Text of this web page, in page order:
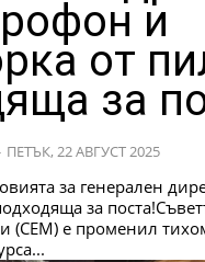
и
от
за
ПЕТЪК, 22 АВГУСТ 2025
за генерален
за
(СЕМ) е променил